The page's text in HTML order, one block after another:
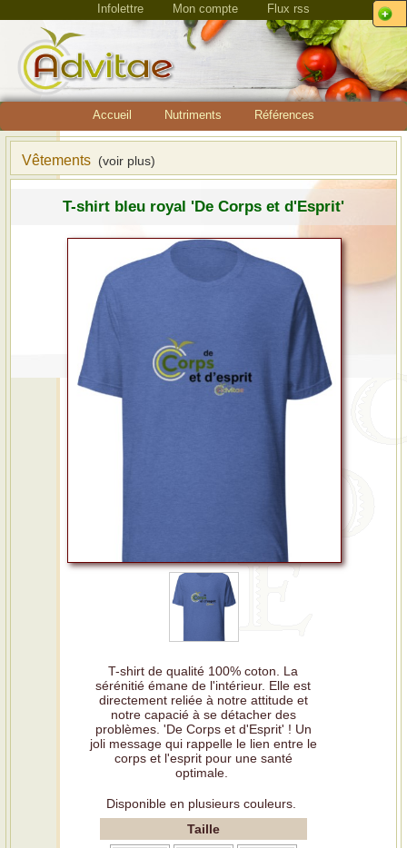
Infolettre Mon compte Flux rss
Accueil Nutriments Références
Vêtements (voir plus)
T-shirt bleu royal 'De Corps et d'Esprit'
T-shirt de qualité 100% coton. La
sérénitié émane de l'intérieur. Elle est
directement reliée à notre attitude et
notre capacié à se détacher des
problèmes. 'De Corps et d'Esprit' ! Un
joli message qui rappelle le lien entre le
corps et l'esprit pour une santé
optimale.
Disponible en plusieurs couleurs.
Taille